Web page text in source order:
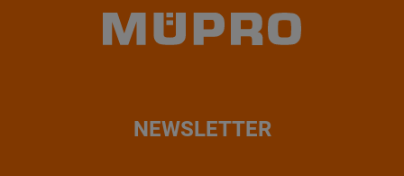
NEWSLETTER